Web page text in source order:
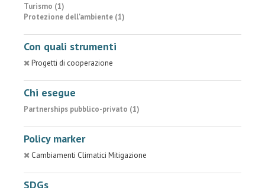
Turismo (1)
Protezione dell'ambiente (1)
Con quali strumenti
Progetti di cooperazione
Chi esegue
Partnerships pubblico-privato (1)
Policy marker
Cambiamenti Climatici Mitigazione
SDGs